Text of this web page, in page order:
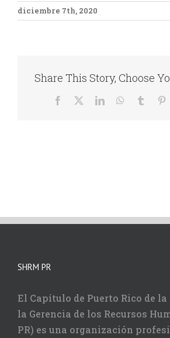
más
diciembre 7th, 2020
Share This Story, Choose
Facebook LinkedInWhatsApp
Tumblr
SHRM PR
El Capítulo de Puerto Rico de la
la Gerencia de los Recursos
PR) es una organización